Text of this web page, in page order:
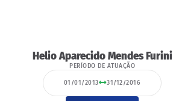
Helio Aparecido Mendes Furini
PERÍODO DE ATUAÇÃO
01/01/2013 31/12/2016